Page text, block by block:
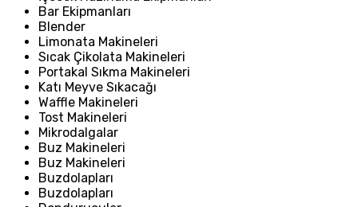
Bar Ekipmanları
Blender
Limonata Makineleri
Sıcak Çikolata Makineleri
Portakal Sıkma Makineleri
Katı Meyve Sıkacağı
Waffle Makineleri
Tost Makineleri
Mikrodalgalar
Buz Makineleri
Buz Makineleri
Buzdolapları
Buzdolapları